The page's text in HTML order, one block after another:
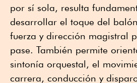
por sí sola, resulta
desarrollar el toque del
fuerza y dirección magistral
pase. También permite
sintonía orquestal, el
carrera, conducción y